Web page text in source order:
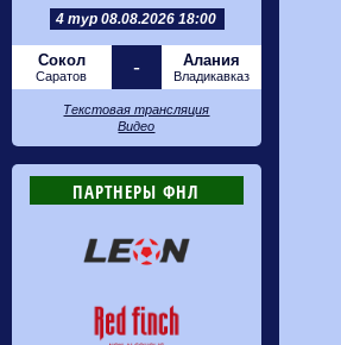
4 тур 08.08.2026 18:00
Сокол
Саратов - Алания
Владикавказ
Текстовая трансляция
Видео
ПАРТНЕРЫ ФНЛ